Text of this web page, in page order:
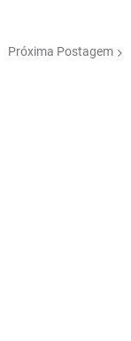
Próxima Postagem